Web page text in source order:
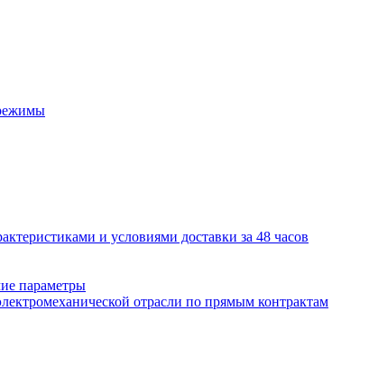
и условиями доставки за 48 часов
параметры
отрасли по прямым контрактам